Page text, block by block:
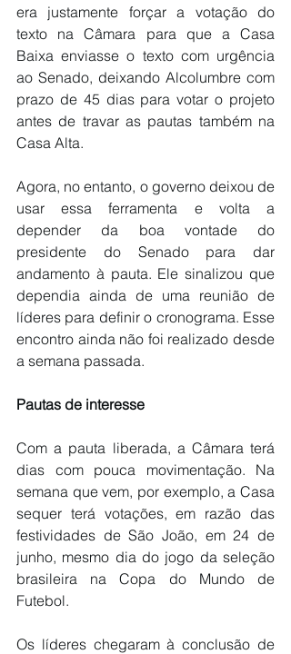
era justamente forçar a votação do
texto na Câmara para que a Casa
Baixa enviasse o texto com urgência
ao Senado, deixando Alcolumbre com
prazo de 45 dias para votar o projeto
antes de travar as pautas também na
Casa Alta.
Agora, no entanto, o governo deixou de
usar essa ferramenta e volta a
depender da boa vontade do
presidente do Senado para dar
andamento à pauta. Ele sinalizou que
dependia ainda de uma reunião de
líderes para definir o cronograma. Esse
encontro ainda não foi realizado desde
a semana passada.
Pautas de interesse
Com a pauta liberada, a Câmara terá
dias com pouca movimentação. Na
semana que vem, por exemplo, a Casa
sequer terá votações, em razão das
festividades de São João, em 24 de
junho, mesmo dia do jogo da seleção
brasileira na Copa do Mundo de
Futebol.
Os líderes chegaram à conclusão de